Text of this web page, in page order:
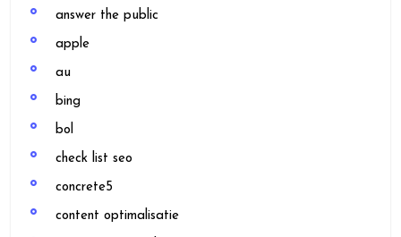
answer the public
apple
au
bing
bol
check list seo
concrete5
content optimalisatie